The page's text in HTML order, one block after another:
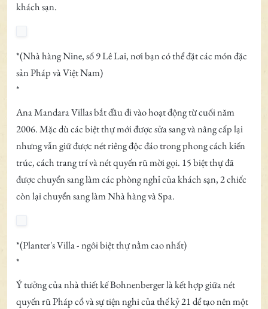
khách sạn.
*(Nhà hàng Nine, số 9 Lê Lai, nơi bạn có thể đặt các món đặc
sản Pháp và Việt Nam)
*
Ana Mandara Villas bắt đầu đi vào hoạt động từ cuối năm
2006. Mặc dù các biệt thự mới được sửa sang và nâng cấp lại
nhưng vẫn giữ được nét riêng độc đáo trong phong cách kiến
trúc, cách trang trí và nét quyến rũ mời gọi. 15 biệt thự đã
được chuyển sang làm các phòng nghỉ của khách sạn, 2 chiếc
còn lại chuyển sang làm Nhà hàng và Spa.
*(Planter's Villa - ngôi biệt thự nằm cao nhất)
*
Ý tưởng của nhà thiết kế Bohnenberger là kết hợp giữa nét
quyến rũ Pháp cổ và sự tiện nghi của thế kỷ 21 dể tạo nên một